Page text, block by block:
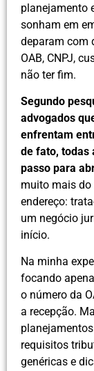
planejamento
sonham em
deparam com
OAB, CNPJ,
não ter fim.
Segundo
advogados
enfrentam
de fato, todas
passo para
muito mais do
endereço:
um negócio
início.
Na minha
focando
o número da
a recepção.
requisitos
genéricas e